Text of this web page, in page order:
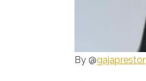
By @gajaprestor